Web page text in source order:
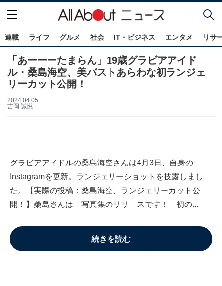
連載 ライフ グルメ 社会 IT・ビジネス エンタメ リサ
「あーーーたまらん」19歳グラビアアイド
ル・桑島海空、美バストあらわな初ランジェ
リーカット公開！
2024.04.05
吉岡 誠悦
グラビアアイドルの桑島海空さんは4月3日、自身の
Instagramを更新。ランジェリーショットを披露しまし
た。【実際の投稿：桑島海空、ランジェリーカット公
開！】桑島さんは「写真集のリリースです！ 初の...
続きを読む